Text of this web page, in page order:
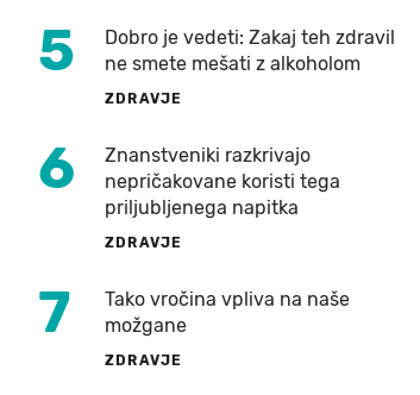
5
Dobro je vedeti: Zakaj teh zdravil
ne smete mešati z alkoholom
ZDRAVJE
6
Znanstveniki razkrivajo
nepričakovane koristi tega
priljubljenega napitka
ZDRAVJE
7
Tako vročina vpliva na naše
možgane
ZDRAVJE